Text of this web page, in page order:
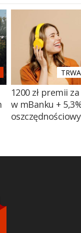
1200 zł premii
w mBanku +